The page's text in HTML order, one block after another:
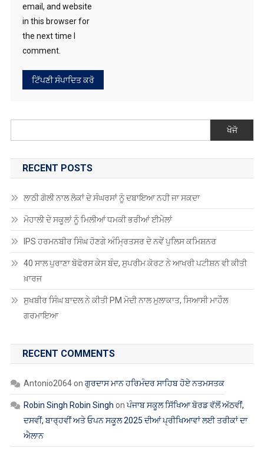
email, and website
in this browser for
the next time I
comment.
ਖੋਜੋ
RECENT POSTS
ਲਾਠੀ ਗੋਲੀ ਨਾਲ ਲੋਕਾਂ ਦੇ ਸੰਘਰਸਾਂ ਨੂੰ ਦਬਾਇਆ ਨਹੀ ਜਾ ਸਕਦਾ
ਮੋਹਾਲੀ ਦੇ ਸਕੂਲਾਂ ਨੂੰ ਮਿਲੀਆਂ ਧਮਕੀ ਭਰੀਆਂ ਈਮੇਲਾਂ
IPS ਹਰਮਨਬੀਰ ਸਿੰਘ ਹੋਣਗੇ ਅੰਮ੍ਰਿਤਸਰ ਦੇ ਨਵੇਂ ਪੁਲਿਸ ਕਮਿਸ਼ਨਰ
40 ਸਾਲ ਪੁਰਾਣਾ ਬੋਫੋਰਸ ਕੇਸ ਬੰਦ, ਸੁਪਰੀਮ ਕੋਰਟ ਨੇ ਆਖਰੀ ਪਟੀਸ਼ਨ ਵੀ ਕੀਤੀ
ਖ਼ਾਰਜ
ਸੁਖਬੀਰ ਸਿੰਘ ਬਾਦਲ ਨੇ ਕੀਤੀ PM ਮੋਦੀ ਨਾਲ ਮੁਲਾਕਾਤ, ਸਿਆਸੀ ਮਾਹੌਲ
ਗਰਮਾਇਆ
RECENT COMMENTS
Antonio2064on ਗੁਰਦਾਸ ਮਾਨ ਹਰਿਮੰਦਰ ਸਾਹਿਬ ਹੋਏ ਨਤਮਸਤਕ
Robin Singh Robin Singh onਪੰਜਾਬ ਸਕੂਲ ਸਿੱਖਿਆ ਬੋਰਡ ਵੱਲੋਂ ਅੱਠਵੀਂ,
ਦਸਵੀਂ, ਬਾਰ੍ਹਵੀਂ ਅਤੇ ਓਪਨ ਸਕੂਲ 2025 ਦੀਆਂ ਪ੍ਰੀਖਿਆਵਾਂ ਲਈ ਤਰੀਕਾਂ ਦਾ
ਐਲਾਨ